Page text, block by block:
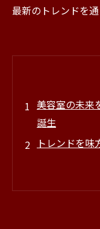
最新のトレンドを
美容室の未来
誕生
トレンドを味
ナチュラル